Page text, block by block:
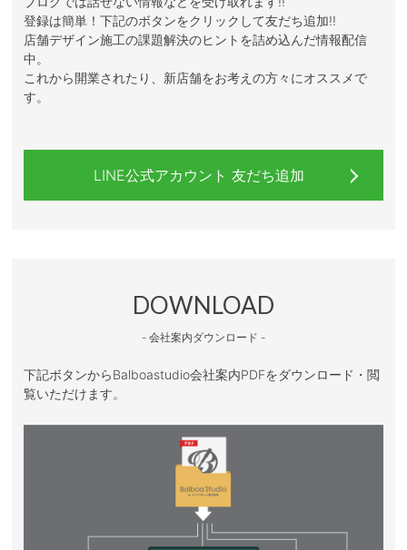
登録は簡単！下記のボタンをクリックして友だち追加!!
店舗デザイン施工の課題解決のヒントを詰め込んだ情報配信
中。
これから開業されたり、新店舗をお考えの方々にオススメで
す。
LINE公式アカウント 友だち追加
DOWNLOAD
- 会社案内ダウンロード -
下記ボタンからBalboastudio会社案内PDFをダウンロード・閲
覧いただけます。